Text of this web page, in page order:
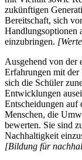
zukünftigen
Bereitschaft, sich
Handlungsoptionen
einzubringen.
Ausgehend von der
Erfahrungen mit
sich die Schüler
Entwicklungen
Entscheidungen auf
Menschen, die
bewerten. Sie sind
Nachhaltigkeit
[Bildung für